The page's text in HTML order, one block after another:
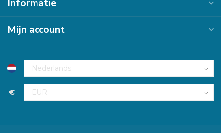
Informatie
Mijn account
€